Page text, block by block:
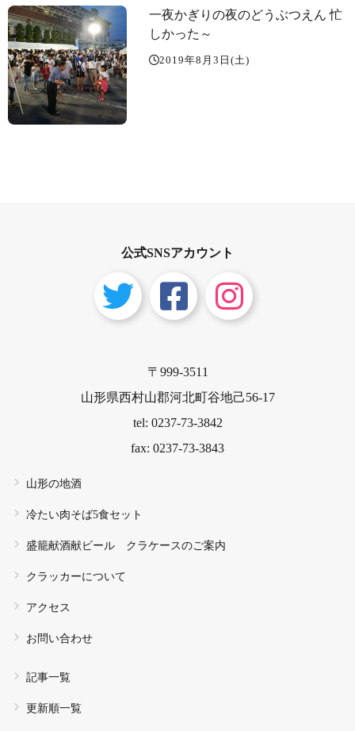
一夜かぎりの夜のどうぶつえん️ 忙
しかった～️
2019年8月3日(土)
公式SNSアカウント
〒999-3511
山形県西村山郡河北町谷地己56-17
tel: 0237-73-3842
fax: 0237-73-3843
山形の地酒
冷たい肉そば5食セット
盛籠献酒献ビール クラケースのご案内
クラッカーについて
アクセス
お問い合わせ
記事一覧
更新順一覧